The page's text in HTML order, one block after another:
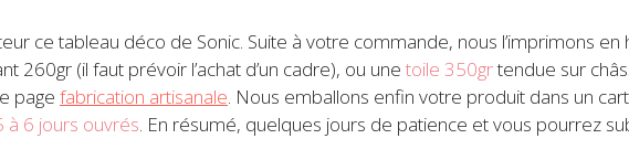
ce tableau déco de Sonic. Suite à votre commande, nous l’imprimons en
260gr (il faut prévoir l’achat d’un cadre), ou une toile 350grtendue sur
page fabrication artisanale. Nous emballons enfin votre produit dans un
à 6 jours ouvrés. En résumé, quelques jours de patience et vous pourrez